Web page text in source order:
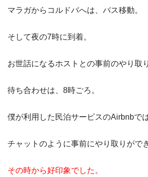
マラガからコルドバへは、バス移動。
そして夜の7時に到着。
お世話になるホストとの事前のやり取
待ち合わせは、8時ごろ。
僕が利用した民泊サービスのAirbnbでは
チャットのように事前にやり取りがで
その時から好印象でした。